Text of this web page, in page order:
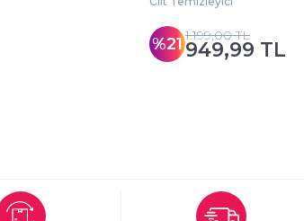
%21 949,99 TL
1.199,00 TL